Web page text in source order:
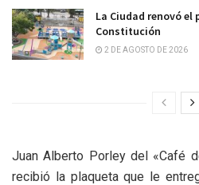
La Ciudad renovó el
Constitución
2 DE AGOSTO DE 2026
Juan Alberto Porley del «Café
recibió la plaqueta que le